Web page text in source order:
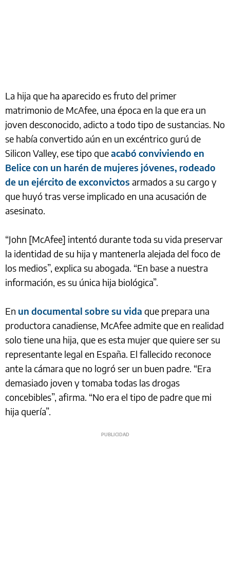
La hija que ha aparecido es fruto del primer
matrimonio de McAfee, una época en la que era un
joven desconocido, adicto a todo tipo de sustancias. No
se había convertido aún en un excéntrico gurú de
Silicon Valley, ese tipo queacabó conviviendo en
Belice con un harén de mujeres jóvenes, rodeado
de un ejército de exconvictos armados a su cargo y
que huyó tras verse implicado en una acusación de
asesinato.
“John [McAfee] intentó durante toda su vida preservar
la identidad de su hija y mantenerla alejada del foco de
los medios”, explica su abogada. “En base a nuestra
información, es su única hija biológica”.
En un documental sobre su vida que prepara una
productora canadiense, McAfee admite que en realidad
solo tiene una hija, que es esta mujer que quiere ser su
representante legal en España. El fallecido reconoce
ante la cámara que no logró ser un buen padre. “Era
demasiado joven y tomaba todas las drogas
concebibles”, afirma. “No era el tipo de padre que mi
hija quería”.